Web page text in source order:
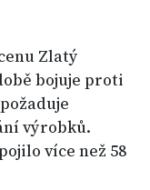
Zlatý
bojuje proti
výrobků.
více než 58